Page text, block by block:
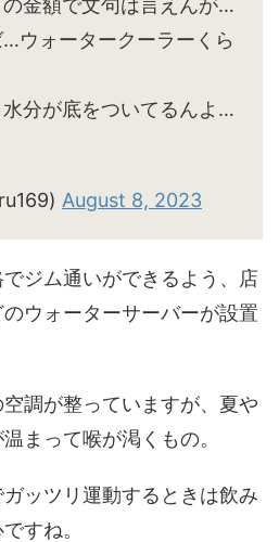
金額で文句は言えんが…
ウォータークーラーくら
分が底をついてるんよ…
August 8, 2023
ジム通いができるよう、店
ウォーターサーバーが設置
調が整っていますが、夏や
まって喉が渇くもの。
ッツリ運動するときは飲み
すね。